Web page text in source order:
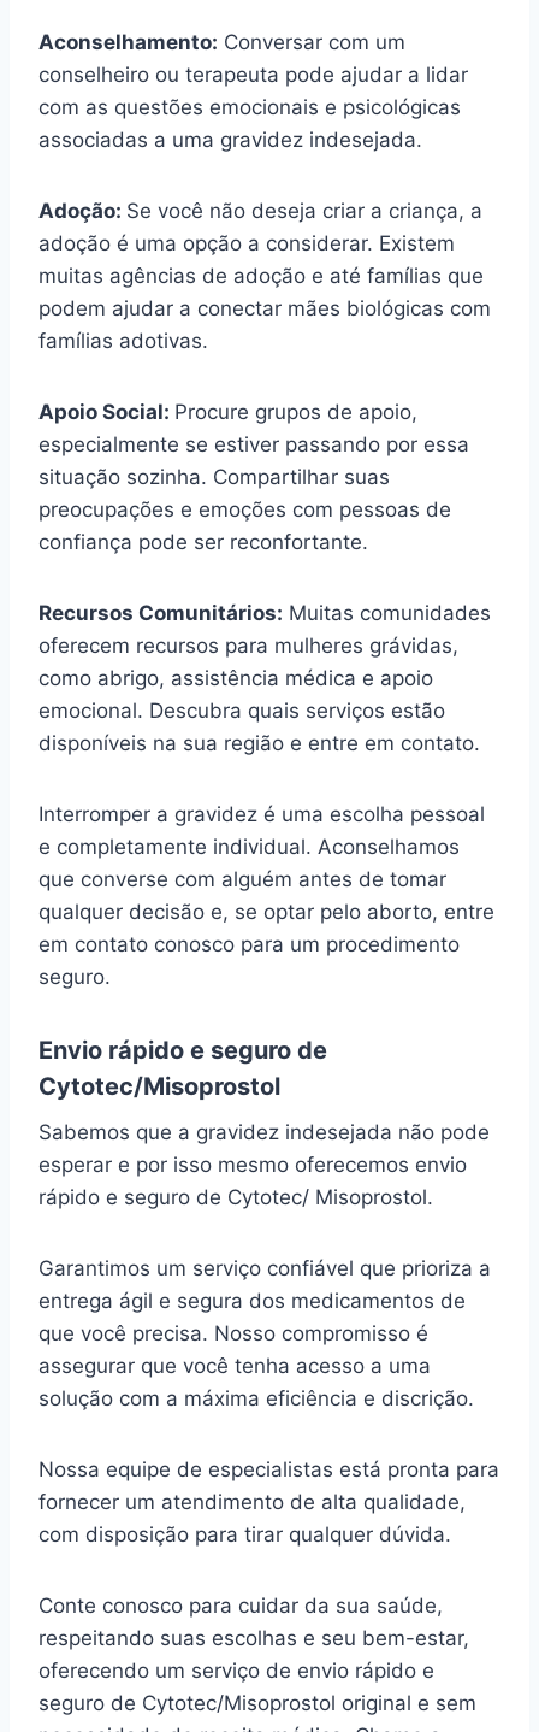
Aconselhamento: Conversar com um
conselheiro ou terapeuta pode ajudar a lidar
com as questões emocionais e psicológicas
associadas a uma gravidez indesejada.
Adoção: Se você não deseja criar a criança, a
adoção é uma opção a considerar. Existem
muitas agências de adoção e até famílias que
podem ajudar a conectar mães biológicas com
famílias adotivas.
Apoio Social: Procure grupos de apoio,
especialmente se estiver passando por essa
situação sozinha. Compartilhar suas
preocupações e emoções com pessoas de
confiança pode ser reconfortante.
Recursos Comunitários: Muitas comunidades
oferecem recursos para mulheres grávidas,
como abrigo, assistência médica e apoio
emocional. Descubra quais serviços estão
disponíveis na sua região e entre em contato.
Interromper a gravidez é uma escolha pessoal
e completamente individual. Aconselhamos
que converse com alguém antes de tomar
qualquer decisão e, se optar pelo aborto, entre
em contato conosco para um procedimento
seguro.
Envio rápido e seguro de
Cytotec/Misoprostol
Sabemos que a gravidez indesejada não pode
esperar e por isso mesmo oferecemos envio
rápido e seguro de Cytotec/ Misoprostol.
Garantimos um serviço confiável que prioriza a
entrega ágil e segura dos medicamentos de
que você precisa. Nosso compromisso é
assegurar que você tenha acesso a uma
solução com a máxima eficiência e discrição.
Nossa equipe de especialistas está pronta para
fornecer um atendimento de alta qualidade,
com disposição para tirar qualquer dúvida.
Conte conosco para cuidar da sua saúde,
respeitando suas escolhas e seu bem-estar,
oferecendo um serviço de envio rápido e
seguro de Cytotec/Misoprostol original e sem